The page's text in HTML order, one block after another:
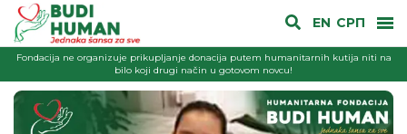
EN СРП
Fondacija ne organizuje prikupljanje donacija putem humanitarnih kutija niti na
bilo koji drugi način u gotovom novcu!